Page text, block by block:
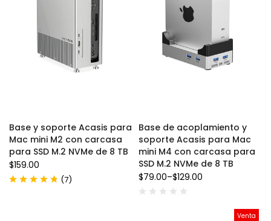
Base y soporte Acasis para
Mac mini M2 con carcasa
para SSD M.2 NVMe de 8 TB
$159.00
(7)
Base de acoplamiento y
soporte Acasis para Mac
mini M4 con carcasa para
SSD M.2 NVMe de 8 TB
$79.00–$129.00
Venta